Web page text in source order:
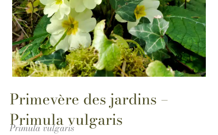
Primevère des jardins –
Primula vulgaris
Primula vulgaris